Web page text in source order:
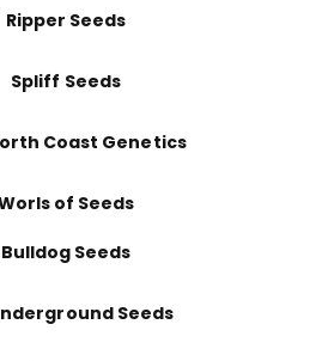
Ripper Seeds
Spliff Seeds
Coast Genetics
of Seeds
Bulldog Seeds
Seeds